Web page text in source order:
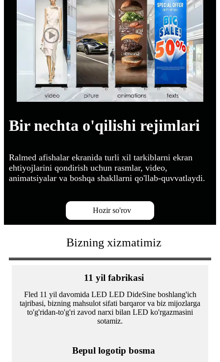
Bir nechta o'qilishi rejimlari
Ralmed afishalar ekranida turli xil tarkiblarni ekran
ehtiyojlarini qondirish uchun rasmlar, video,
animatsiyalar va boshqa shakllarni qo'llab-quvvatlaydi.
Hozir so'rov
Bizning xizmatimiz
11 yil fabrikasi
Fled 11 yil davomida LED LED DideSine boshlang'ich
tajribasi, bizning mahsulot sifati barqaror va biz mijozlarga
to'g'ridan-to'g'ri zavod narxi bilan LED ko'rgazmasini
sotamiz.
Bepul logotip bosma